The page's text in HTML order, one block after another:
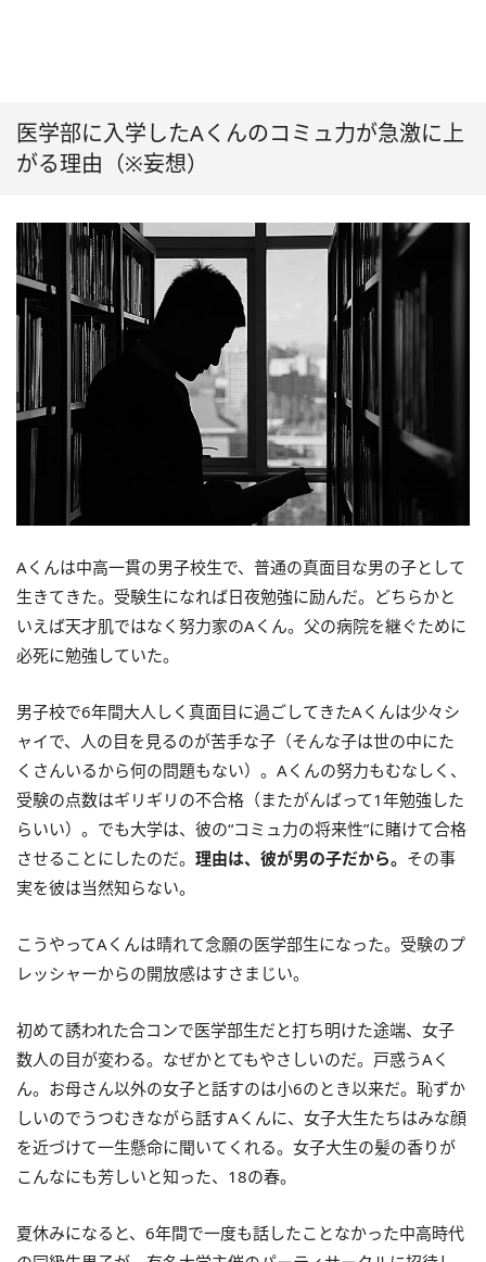
医学部に入学したAくんのコミュ力が急激に上
がる理由（※妄想）
Aくんは中高一貫の男子校生で、普通の真面目な男の子として
生きてきた。受験生になれば日夜勉強に励んだ。どちらかと
いえば天才肌ではなく努力家のAくん。父の病院を継ぐために
必死に勉強していた。
男子校で6年間大人しく真面目に過ごしてきたAくんは少々シ
ャイで、人の目を見るのが苦手な子（そんな子は世の中にた
くさんいるから何の問題もない）。Aくんの努力もむなしく、
受験の点数はギリギリの不合格（またがんばって1年勉強した
らいい）。でも大学は、彼の“コミュ力の将来性”に賭けて合格
させることにしたのだ。 理由は、彼が男の子だから。 その事
実を彼は当然知らない。
こうやってAくんは晴れて念願の医学部生になった。受験のプ
レッシャーからの開放感はすさまじい。
初めて誘われた合コンで医学部生だと打ち明けた途端、女子
数人の目が変わる。なぜかとてもやさしいのだ。戸惑うAく
ん。お母さん以外の女子と話すのは小6のとき以来だ。恥ずか
しいのでうつむきながら話すAくんに、女子大生たちはみな顔
を近づけて一生懸命に聞いてくれる。女子大生の髪の香りが
こんなにも芳しいと知った、18の春。
夏休みになると、6年間で一度も話したことなかった中高時代